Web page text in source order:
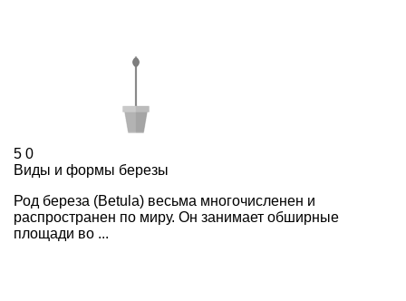
5 0
Виды и формы березы
Род береза (Betula) весьма многочисленен и
распространен по миру. Он занимает обширные
площади во ...